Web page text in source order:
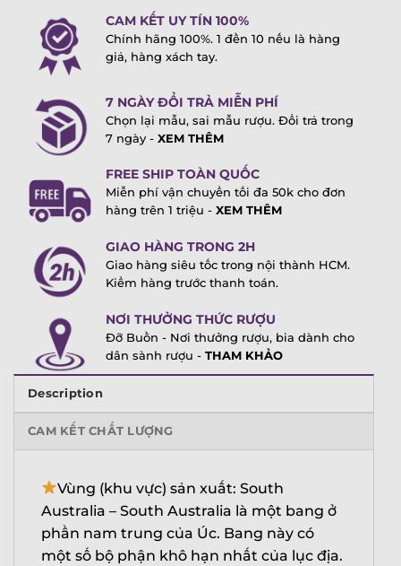
CAM KẾT UY TÍN 100%
Chính hãng 100%. 1 đền 10 nếu là hàng
giả, hàng xách tay.
7 NGÀY ĐỔI TRẢ MIỄN PHÍ
Chọn lại mẫu, sai mẫu rượu. Đổi trả trong
7 ngày - XEM THÊM
FREE SHIP TOÀN QUỐC
Miễn phí vận chuyển tối đa 50k cho đơn
hàng trên 1 triệu - XEM THÊM
GIAO HÀNG TRONG 2H
Giao hàng siêu tốc trong nội thành HCM.
Kiểm hàng trước thanh toán.
NƠI THƯỞNG THỨC RƯỢU
Đỡ Buồn - Nơi thưởng rượu, bia dành cho
dân sành rượu - THAM KHẢO
Description
CAM KẾT CHẤT LƯỢNG
Vùng (khu vực) sản xuất: South
Australia – South Australia là một bang ở
phần nam trung của Úc. Bang này có
một số bộ phận khô hạn nhất của lục địa.